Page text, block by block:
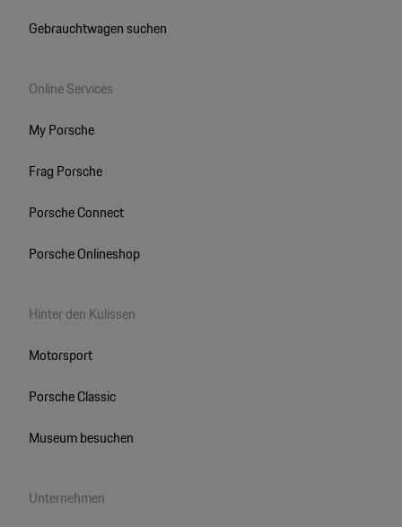
Gebrauchtwagen suchen
Online Services
My Porsche
Frag Porsche
Porsche Connect
Porsche Onlineshop
Hinter den Kulissen
Motorsport
Porsche Classic
Museum besuchen
Unternehmen